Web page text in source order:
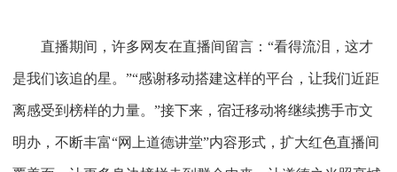
直播期间，许多网友在直播间留言： “看得流泪，这才
是我们该追的星。”“感谢移动搭建这样的平台，让我们近距
离感受到榜样的力量。”接下来，宿迁移动将继续携手市文
明办，不断丰富“网上道德讲堂”内容形式，扩大红色直播间